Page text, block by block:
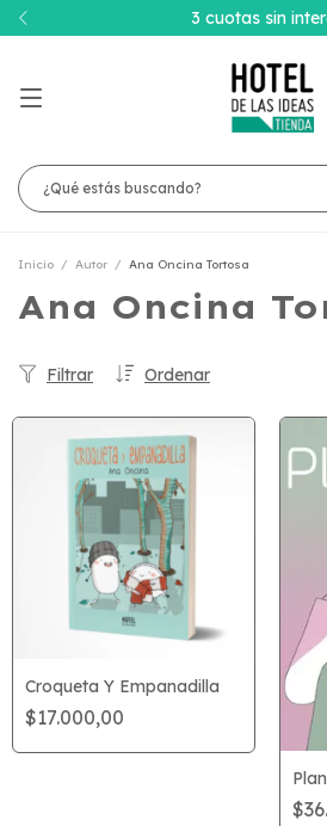
3 cuotas sin
Inicio / Autor / Ana Oncina Tortosa
Ana Oncina
Ordenar
Filtrar
Croqueta Y Empanadilla
$17.000,00